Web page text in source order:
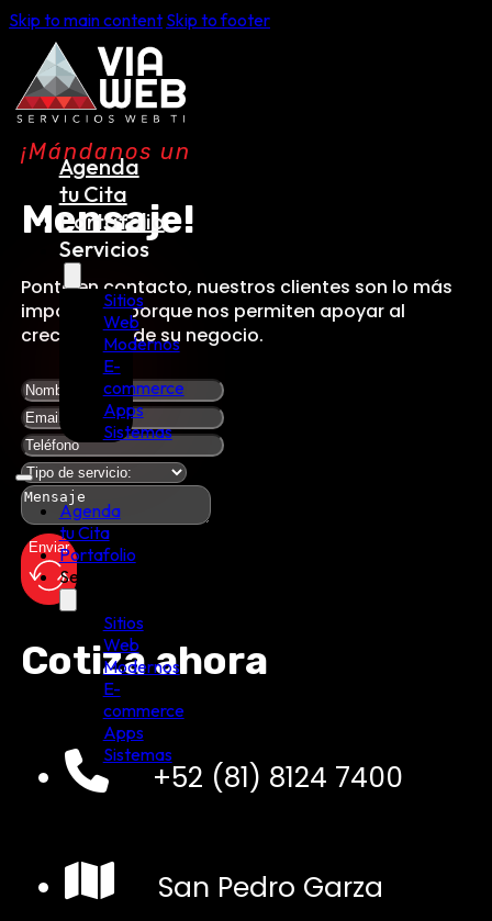
Skip to main content Skip to footer
Agenda
tu Cita
Portafolio
Servicios
Sitios
Web
Modernos
E-
commerce
Apps
Sistemas
Agenda
tu Cita
Portafolio
Servicios
Sitios
Web
Modernos
E-
commerce
Apps
Sistemas
¡Mándanos un
Mensaje!
Ponte en contacto, nuestros clientes son lo más
importante porque nos permiten apoyar al
crecimiento de su negocio.
Enviar
Cotiza ahora
+52 (81) 8124 7400
San Pedro Garza